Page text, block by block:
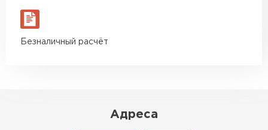
Безналичный расчёт
Адреса